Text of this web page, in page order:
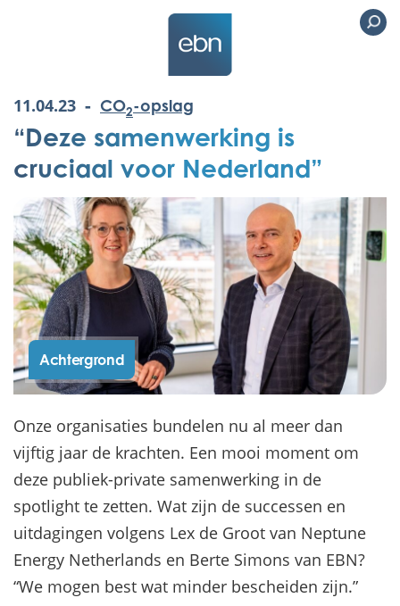
11.04.23 - CO2-opslag
“Deze samenwerking is
cruciaal voor Nederland”
Achtergrond
Onze organisaties bundelen nu al meer dan
vijftig jaar de krachten. Een mooi moment om
deze publiek-private samenwerking in de
spotlight te zetten. Wat zijn de successen en
uitdagingen volgens Lex de Groot van Neptune
Energy Netherlands en Berte Simons van EBN?
“We mogen best wat minder bescheiden zijn.”